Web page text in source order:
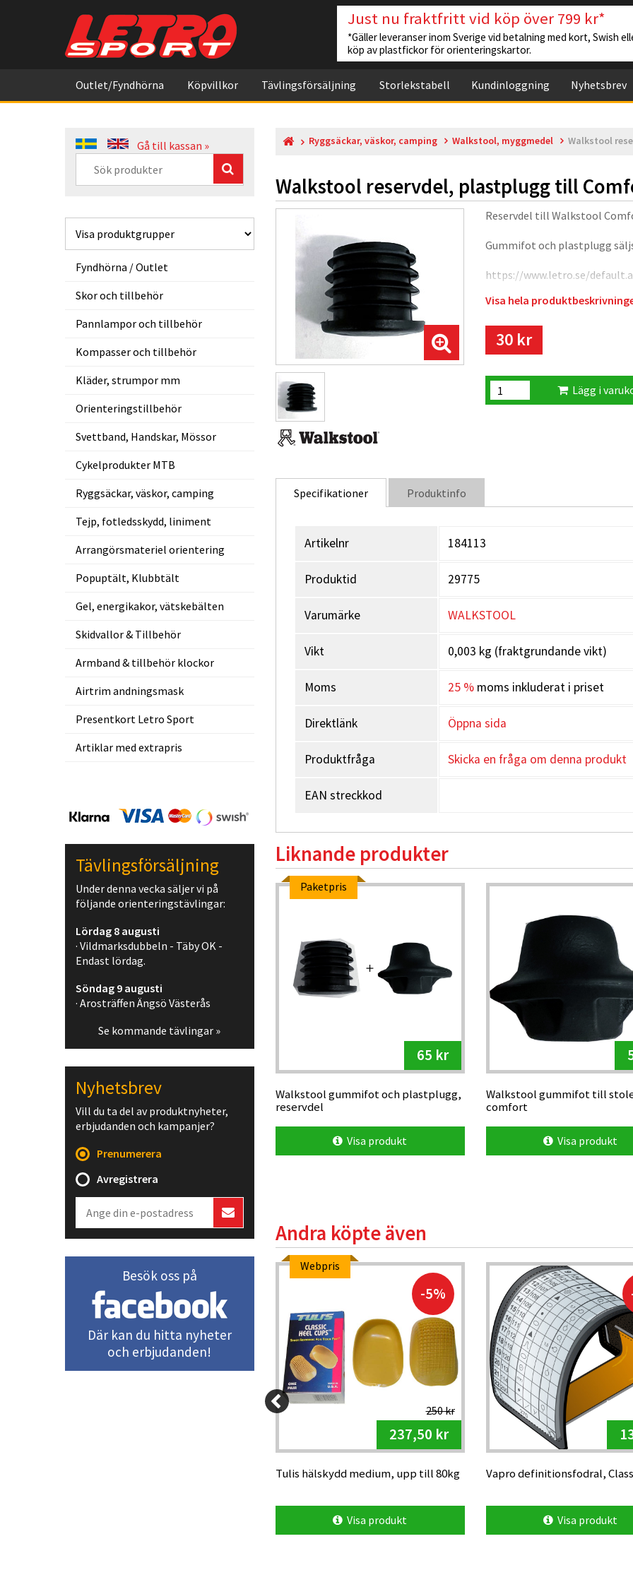
Just nu fraktfritt vid köp över 799 kr*
*Gäller leveranser inom Sverige vid betalning med kort, Swish
köp av plastfickor för orienteringskartor.
Outlet/Fyndhörna Köpvillkor Tävlingsförsäljning Storlekstabell Kundinloggning Nyhetsbrev
Gå till kassan »
Fyndhörna / Outlet
Skor och tillbehör
Pannlampor och tillbehör
Kompasser och tillbehör
Kläder, strumpor mm
Orienteringstillbehör
Svettband, Handskar, Mössor
Cykelprodukter MTB
Ryggsäckar, väskor, camping
Tejp, fotledsskydd, liniment
Arrangörsmateriel orientering
Popuptält, Klubbtält
Gel, energikakor, vätskebälten
Skidvallor & Tillbehör
Armband & tillbehör klockor
Airtrim andningsmask
Presentkort Letro Sport
Artiklar med extrapris
Ryggsäckar, väskor, camping Walkstool, myggmedel Walkstool
Walkstool reservdel, plastplugg till
Reservdel till Walkstool
Gummifot och plastplugg
https://www.letro.se/
Visa hela
30 kr
Lägg i
Specifikationer Produktinfo
Artikelnr 184113
Produktid 29775
Varumärke WALKSTOOL
Vikt 0,003 kg (fraktgrundande vikt)
Moms 25 %moms inkluderat i priset
Direktlänk Öppna sida
Produktfråga Skicka en fråga om denna produkt
EAN streckkod
Liknande produkter
Paketpris
65 kr
Walkstool gummifot och plastplugg,
reservdel
Visa produkt
Walkstool gummifot till
comfort
Visa produkt
Andra köpte även
Webpris
-5%
250 kr
237,50 kr
Tulis hälskydd medium, upp till 80kg
Visa produkt
Vapro definitionsfodral,
Visa produkt
Tävlingsförsäljning
Under denna vecka säljer vi på
följande orienteringstävlingar:
Lördag 8 augusti
· Vildmarksdubbeln - Täby OK -
Endast lördag.
Söndag 9 augusti
· Arosträffen Ängsö Västerås
Se kommande tävlingar »
Nyhetsbrev
Vill du ta del av produktnyheter,
erbjudanden och kampanjer?
Prenumerera
Avregistrera
Besök oss på
Där kan du hitta nyheter
och erbjudanden!